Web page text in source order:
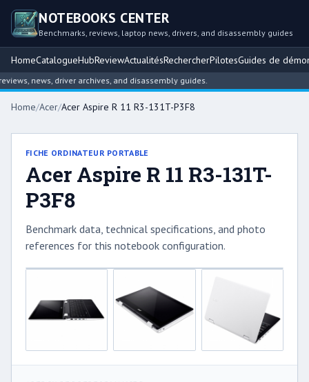
NOTEBOOKS CENTER
Benchmarks, reviews, laptop news, drivers, and disassembly guides
HomeCatalogueHubReviewActualitésRechercherPilotesGuides de
news, driver archives, and disassembly guides.
Home/Acer/Acer Aspire R 11 R3-131T-P3F8
FICHE ORDINATEUR PORTABLE
Acer Aspire R 11 R3-131T-
P3F8
Benchmark data, technical specifications, and photo
references for this notebook configuration.